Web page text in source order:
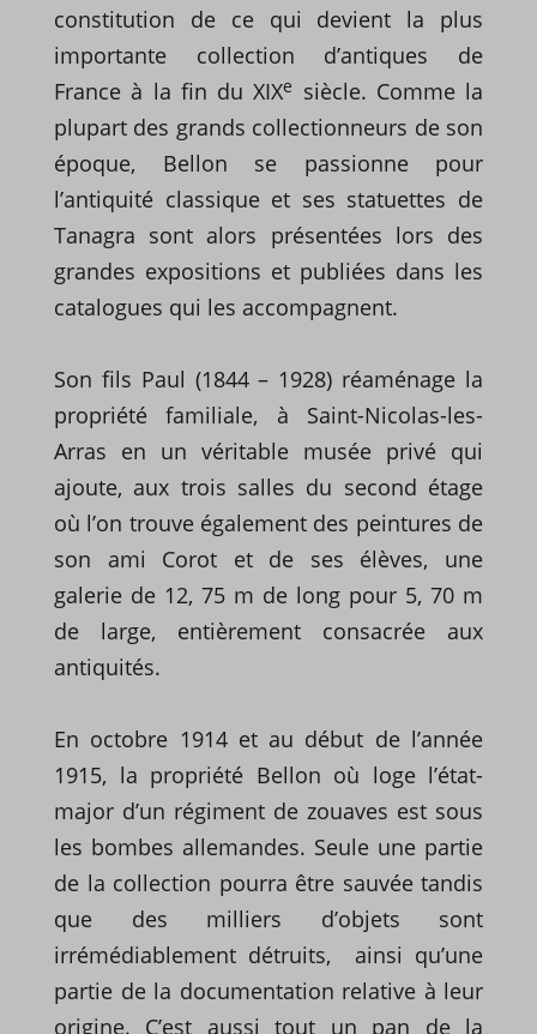
constitution de ce qui devient la plus
importante collection d’antiques de
France à la fin du XIXe
siècle. Comme la
plupart des grands collectionneurs de son
époque, Bellon se passionne pour
l’antiquité classique et ses statuettes de
Tanagra sont alors présentées lors des
grandes expositions et publiées dans les
catalogues qui les accompagnent.
Son fils Paul (1844 – 1928) réaménage la
propriété familiale, à Saint-Nicolas-les-
Arras en un véritable musée privé qui
ajoute, aux trois salles du second étage
où l’on trouve également des peintures de
son ami Corot et de ses élèves, une
galerie de 12, 75 m de long pour 5, 70 m
de large, entièrement consacrée aux
antiquités.
En octobre 1914 et au début de l’année
1915, la propriété Bellon où loge l’état-
major d’un régiment de zouaves est sous
les bombes allemandes. Seule une partie
de la collection pourra être sauvée tandis
que des milliers d’objets sont
irrémédiablement détruits, ainsi qu’une
partie de la documentation relative à leur
origine. C’est aussi tout un pan de la